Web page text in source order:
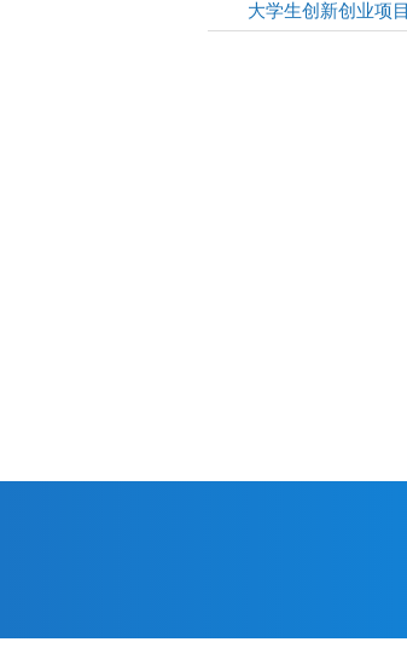
大学生创新创业项目